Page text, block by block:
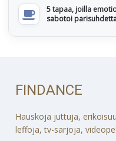
5 tapaa, joilla
sabotoi
FINDANCE
Hauskoja juttuja,
leffoja, tv-sarjoja,